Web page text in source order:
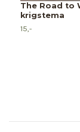
The Road to
krigstema
15,-